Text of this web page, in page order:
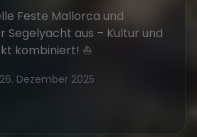
Feste Mallorca und
Segelyacht aus – Kultur und
kombiniert! ⛵
26. Dezember 2025